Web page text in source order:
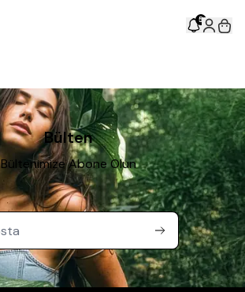
5
Bülten
Bültenimize Abone Olun